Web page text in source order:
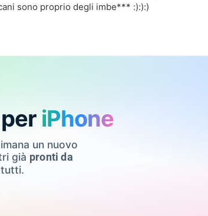
sono proprio degli imbe*** :):):)
iPhone
un nuovo
già pronti da